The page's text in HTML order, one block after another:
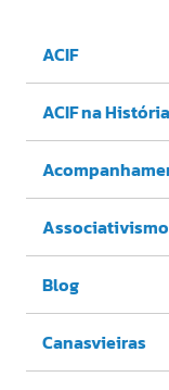
ACIF
ACIF na História
Associativismo
Blog
Canasvieiras